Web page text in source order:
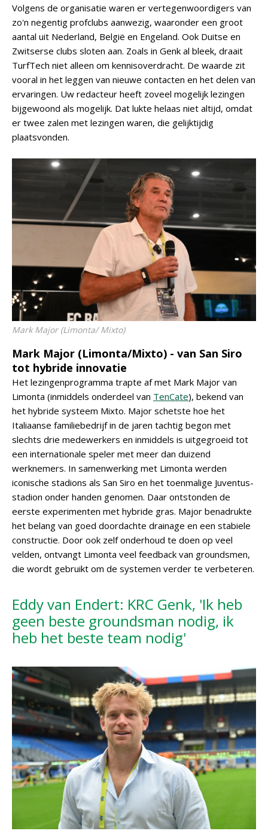
Volgens de organisatie waren er vertegenwoordigers van
zo'n negentig profclubs aanwezig, waaronder een groot
aantal uit Nederland, België en Engeland. Ook Duitse en
Zwitserse clubs sloten aan. Zoals in Genk al bleek, draait
TurfTech niet alleen om kennisoverdracht. De waarde zit
vooral in het leggen van nieuwe contacten en het delen van
ervaringen. Uw redacteur heeft zoveel mogelijk lezingen
bijgewoond als mogelijk. Dat lukte helaas niet altijd, omdat
er twee zalen met lezingen waren, die gelijktijdig
plaatsvonden.
Mark Major (Limonta/ Mixto)
Mark Major (Limonta/Mixto) - van San Siro
tot hybride innovatie
Het lezingenprogramma trapte af met Mark Major van
Limonta (inmiddels onderdeel van TenCate), bekend van
het hybride systeem Mixto. Major schetste hoe het
Italiaanse familiebedrijf in de jaren tachtig begon met
slechts drie medewerkers en inmiddels is uitgegroeid tot
een internationale speler met meer dan duizend
werknemers. In samenwerking met Limonta werden
iconische stadions als San Siro en het toenmalige Juventus-
stadion onder handen genomen. Daar ontstonden de
eerste experimenten met hybride gras. Major benadrukte
het belang van goed doordachte drainage en een stabiele
constructie. Door ook zelf onderhoud te doen op veel
velden, ontvangt Limonta veel feedback van groundsmen,
die wordt gebruikt om de systemen verder te verbeteren.
Eddy van Endert: KRC Genk, 'Ik heb
geen beste groundsman nodig, ik
heb het beste team nodig'